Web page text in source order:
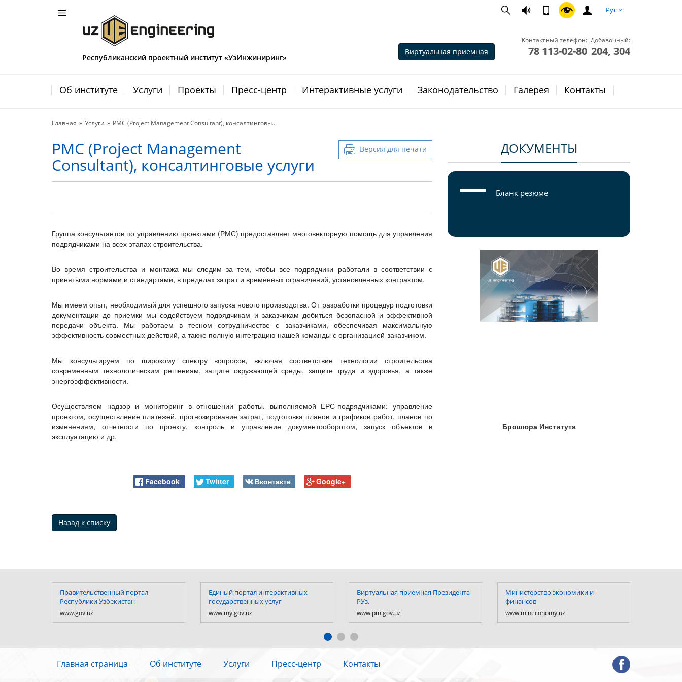
Рус
Республиканский проектный институт «УзИнжиниринг»
Виртуальная приемная
Контактный телефон:
78 113-02-80
Добавочный:
204, 304
Об институте Услуги Проекты Пресс-центр Интерактивные услуги Законодательство Галерея Контакты
Главная Услуги PMC (Project Management Consultant), консалтинговы...
Версия для печати
PMC (Project Management
Consultant), консалтинговые услуги
Группа консультантов по управлению проектами (РМС) предоставляет многовекторную помощь для управления
подрядчиками на всех этапах строительства.
Во время строительства и монтажа мы следим за тем, чтобы все подрядчики работали в соответствии с
принятыми нормами и стандартами, в пределах затрат и временных ограничений, установленных контрактом.
Мы имеем опыт, необходимый для успешного запуска нового производства. От разработки процедур подготовки
документации до приемки мы содействуем подрядчикам и заказчикам добиться безопасной и эффективной
передачи объекта. Мы работаем в тесном сотрудничестве с заказчиками, обеспечивая максимальную
эффективность совместных действий, а также полную интеграцию нашей команды с организацией-заказчиком.
Мы консультируем по широкому спектру вопросов, включая соответствие технологии строительства
современным технологическим решениям, защите окружающей среды, защите труда и здоровья, а также
энергоэффективности.
Осуществляем надзор и мониторинг в отношении работы, выполняемой ЕРС-подрядчиками: управление
проектом, осуществление платежей, прогнозирование затрат, подготовка планов и графиков работ, планов по
изменениям, отчетности по проекту, контроль и управление документооборотом, запуск объектов в
эксплуатацию и др.
Facebook Twitter Вконтакте Google+
Назад к списку
ДОКУМЕНТЫ
Бланк резюме
Брошюра Института
Правительственный портал
Республики Узбекистан
www.gov.uz
Единый портал интерактивных
государственных услуг
www.my.gov.uz
Виртуальная приемная Президента
РУз.
www.pm.gov.uz
Министерство экономики и
финансов
www.mineconomy.uz
Главная страница Об институте Услуги Пресс-центр Контакты